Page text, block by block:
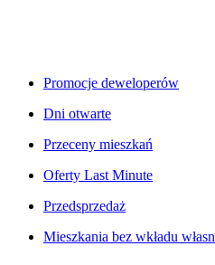
Promocje deweloperów
Dni otwarte
Przeceny mieszkań
Oferty Last Minute
Przedsprzedaż
Mieszkania bez wkładu